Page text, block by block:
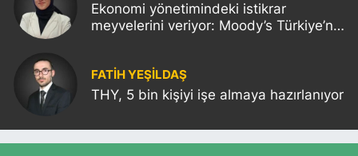
Ekonomi yönetimindeki istikrar
meyvelerini veriyor: Moody’s Türkiye’nin
FATIH YEŞİLDAŞ
THY, 5 bin kişiyi işe almaya hazırlanıyor